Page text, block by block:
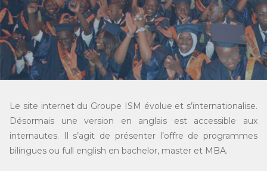
Le site internet du Groupe ISM évolue et s’internationalise.
Désormais une version en anglais est accessible aux
internautes. Il s’agit de présenter l’offre de programmes
bilingues ou full english en bachelor, master et MBA.